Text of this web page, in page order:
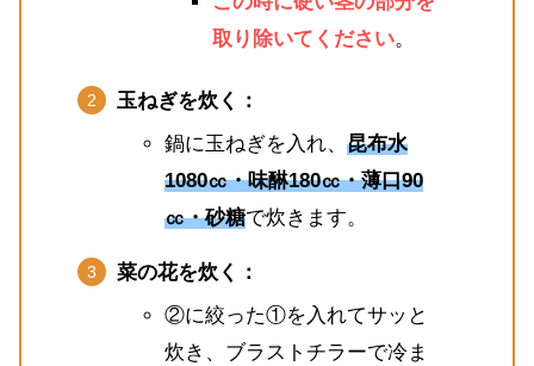
取り除いてください。
玉ねぎを炊く：
鍋に玉ねぎを入れ、 昆布水
1080㏄・味醂180㏄・薄口90
㏄・砂糖で炊きます。
菜の花を炊く：
②に絞った①を入れてサッと
炊き、ブラストチラーで冷ま